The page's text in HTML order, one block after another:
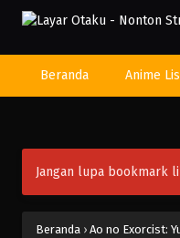
Beranda Anime
Jangan lupa bookmark
Beranda › Ao no Exorcist: